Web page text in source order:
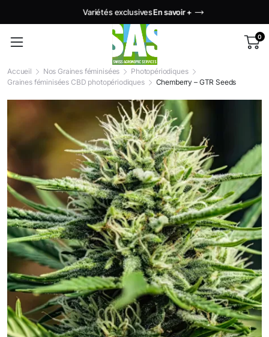
Variétés exclusivesEn savoir +
0
Accueil Nos Graines féminisées
Photopériodiques
Graines féminisées CBD photopériodiques
Chemberry – GTR Seeds